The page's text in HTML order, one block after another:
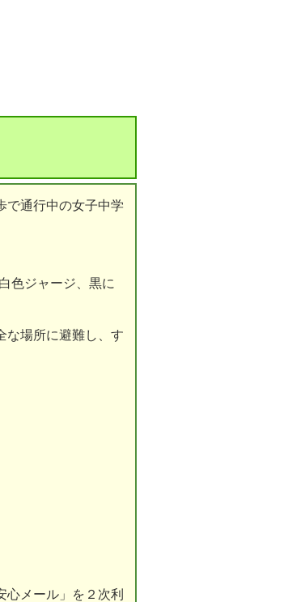
で通行中の女子中学
色ジャージ、黒に
な場所に避難し、す
心メール」を２次利